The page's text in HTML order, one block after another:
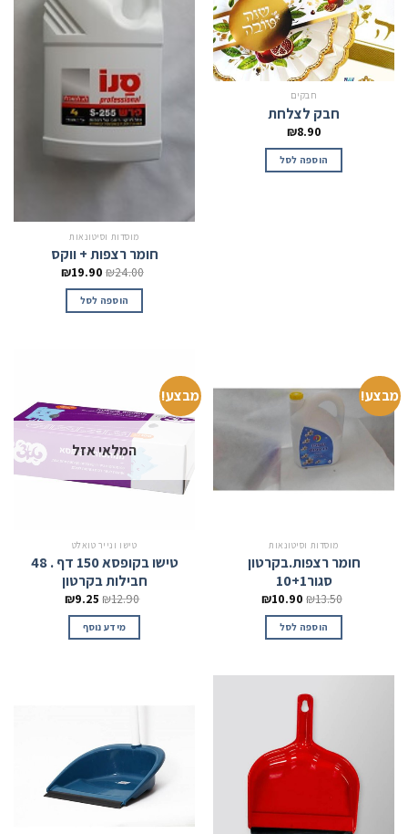
חבקים
חבק לצלחת
₪8.90
הוספה לסל
מוסדות וסיטונאות
חומר רצפות + ווקס
₪24.00
₪19.90
הוספה לסל
מבצע!
מוסדות וסיטונאות
חומר רצפות.בקרטון
סגור10+1
₪13.50
₪10.90
הוספה לסל
מבצע!
המלאי אזל
טישו ונייר טואלט
טישו בקופסא 150 דף . 48
חבילות בקרטון
₪12.90
₪9.25
מידע נוסף